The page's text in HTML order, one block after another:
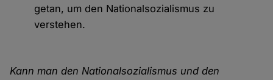
getan, um den Nationalsozialismus zu
verstehen.
Kann man den Nationalsozialismus und den